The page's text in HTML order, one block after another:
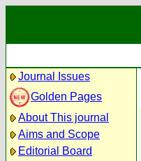
Journal Issues
Golden Pages
About This journal
Aims and Scope
Editorial Board